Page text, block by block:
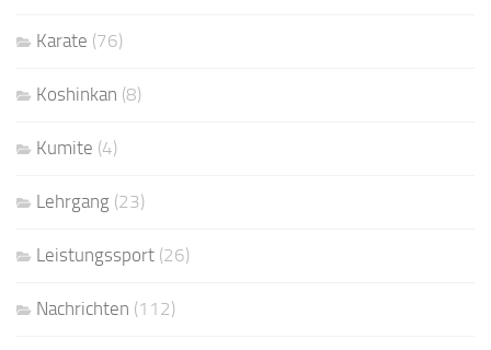
Karate (76)
Koshinkan (8)
Kumite (4)
Lehrgang (23)
Leistungssport (26)
Nachrichten (112)